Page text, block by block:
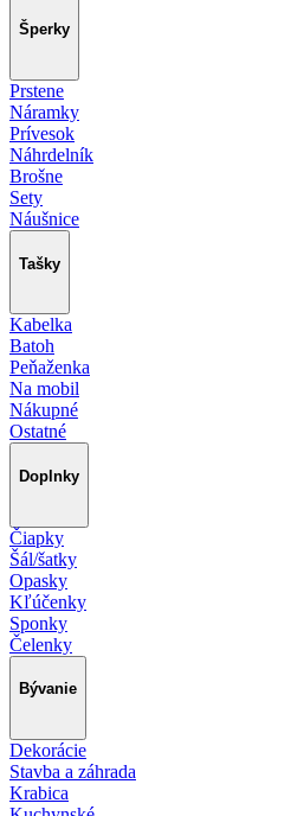
Šperky
Prstene
Náramky
Prívesok
Náhrdelník
Brošne
Sety
Náušnice
Tašky
Kabelka
Batoh
Peňaženka
Na mobil
Nákupné
Ostatné
Doplnky
Čiapky
Šál/šatky
Opasky
Kľúčenky
Sponky
Čelenky
Bývanie
Dekorácie
Stavba a záhrada
Krabica